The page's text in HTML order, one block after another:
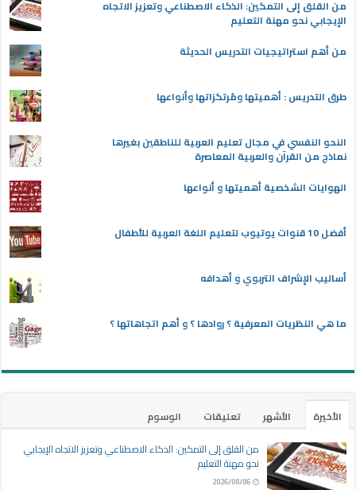
من القلق إلى التمكين: الذكاء الاصطناعي وتعزيز الاتجاه
الإيجابي نحو مهنة التعليم
من أهم استراتيجيات التدريس الحديثة
طرق التدريس : أهميتها ومُرتكزاتها وأنواعها
النحو النفسي في مجال تعليم العربية للناطقين بغيرها
نماذج من القرآن والعربية المعاصرة
الهوايات الشخصية أهميتها و أنواعها
أفضل 10 قنوات يوتيوب لتعليم اللغة العربية للأطفال
أساليب الإشراف التربوي و أهدافه
ما هي النظريات المعرفية ؟ روادها ؟ و أهم اتجاهاتها ؟
الأخيرة الأشهر تعليقات
الوسوم
من القلق إلى التمكين: الذكاء الاصطناعي وتعزيز الاتجاه الإيجابي
نحو مهنة التعليم
2026/08/06